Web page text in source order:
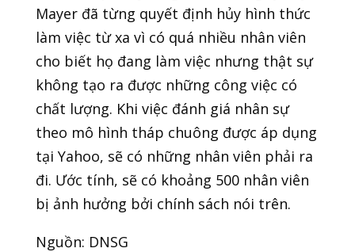
Mayer đã từng quyết định hủy hình thức
làm việc từ xa vì có quá nhiều nhân viên
cho biết họ đang làm việc nhưng thật sự
không tạo ra được những công việc có
chất lượng. Khi việc đánh giá nhân sự
theo mô hình tháp chuông được áp dụng
tại Yahoo, sẽ có những nhân viên phải ra
đi. Ước tính, sẽ có khoảng 500 nhân viên
bị ảnh hưởng bởi chính sách nói trên.
Nguồn: DNSG